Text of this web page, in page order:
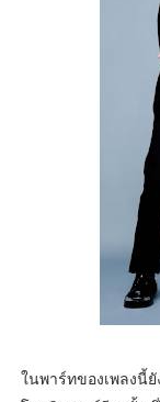
ในพาร์ทของเพลงนี้